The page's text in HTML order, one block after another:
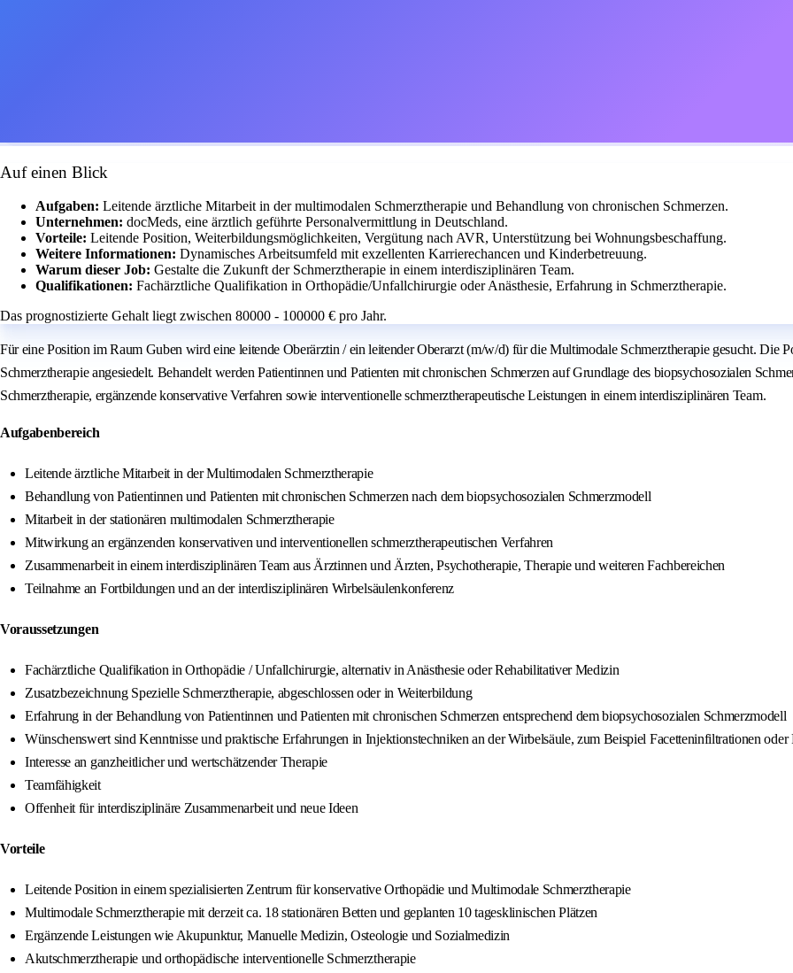
Auf einen Blick
Aufgaben: Leitende ärztliche Mitarbeit in der multimodalen Schmerztherapie und Behandlung von chronischen Schmerzen.
Unternehmen: docMeds, eine ärztlich geführte Personalvermittlung in Deutschland.
Vorteile: Leitende Position, Weiterbildungsmöglichkeiten, Vergütung nach AVR, Unterstützung bei Wohnungsbeschaffung.
Weitere Informationen: Dynamisches Arbeitsumfeld mit exzellenten Karrierechancen und Kinderbetreuung.
Warum dieser Job: Gestalte die Zukunft der Schmerztherapie in einem interdisziplinären Team.
Qualifikationen: Fachärztliche Qualifikation in Orthopädie/Unfallchirurgie oder Anästhesie, Erfahrung in Schmerztherapie.
Das prognostizierte Gehalt liegt zwischen 80000 - 100000 € pro Jahr.
Für eine Position im Raum Guben wird eine leitende Oberärztin / ein leitender Oberarzt (m/w/d) für die Multimodale Schmerztherapie gesucht.
Schmerztherapie angesiedelt. Behandelt werden Patientinnen und Patienten mit chronischen Schmerzen auf Grundlage des biopsychosozialen
Schmerztherapie, ergänzende konservative Verfahren sowie interventionelle schmerztherapeutische Leistungen in einem interdisziplinären Team.
Aufgabenbereich
Leitende ärztliche Mitarbeit in der Multimodalen Schmerztherapie
Behandlung von Patientinnen und Patienten mit chronischen Schmerzen nach dem biopsychosozialen Schmerzmodell
Mitarbeit in der stationären multimodalen Schmerztherapie
Mitwirkung an ergänzenden konservativen und interventionellen schmerztherapeutischen Verfahren
Zusammenarbeit in einem interdisziplinären Team aus Ärztinnen und Ärzten, Psychotherapie, Therapie und weiteren Fachbereichen
Teilnahme an Fortbildungen und an der interdisziplinären Wirbelsäulenkonferenz
Voraussetzungen
Fachärztliche Qualifikation in Orthopädie / Unfallchirurgie, alternativ in Anästhesie oder Rehabilitativer Medizin
Zusatzbezeichnung Spezielle Schmerztherapie, abgeschlossen oder in Weiterbildung
Erfahrung in der Behandlung von Patientinnen und Patienten mit chronischen Schmerzen entsprechend dem biopsychosozialen Schmerzmodell
Wünschenswert sind Kenntnisse und praktische Erfahrungen in Injektionstechniken an der Wirbelsäule, zum Beispiel Facetteninfiltrationen oder
Interesse an ganzheitlicher und wertschätzender Therapie
Teamfähigkeit
Offenheit für interdisziplinäre Zusammenarbeit und neue Ideen
Vorteile
Leitende Position in einem spezialisierten Zentrum für konservative Orthopädie und Multimodale Schmerztherapie
Multimodale Schmerztherapie mit derzeit ca. 18 stationären Betten und geplanten 10 tagesklinischen Plätzen
Ergänzende Leistungen wie Akupunktur, Manuelle Medizin, Osteologie und Sozialmedizin
Akutschmerztherapie und orthopädische interventionelle Schmerztherapie